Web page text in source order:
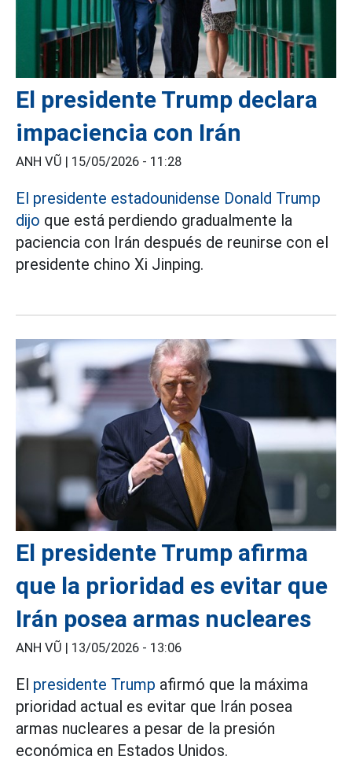
El presidente Trump declara
impaciencia con Irán
ANH VŨ | 15/05/2026 - 11:28
El presidente estadounidense Donald Trump
dijo que está perdiendo gradualmente la
paciencia con Irán después de reunirse con el
presidente chino Xi Jinping.
El presidente Trump afirma
que la prioridad es evitar que
Irán posea armas nucleares
ANH VŨ | 13/05/2026 - 13:06
El presidente Trump afirmó que la máxima
prioridad actual es evitar que Irán posea
armas nucleares a pesar de la presión
económica en Estados Unidos.